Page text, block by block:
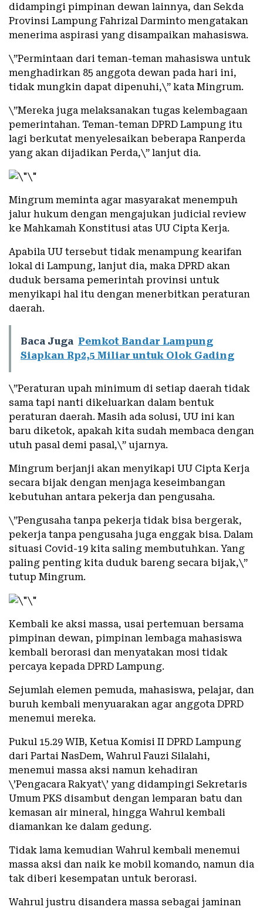
didampingi pimpinan dewan lainnya, dan Sekda
Provinsi Lampung Fahrizal Darminto mengatakan
menerima aspirasi yang disampaikan mahasiswa.
\”Permintaan dari teman-teman mahasiswa untuk
menghadirkan 85 anggota dewan pada hari ini,
tidak mungkin dapat dipenuhi,\” kata Mingrum.
\”Mereka juga melaksanakan tugas kelembagaan
pemerintahan. Teman-teman DPRD Lampung itu
lagi berkutat menyelesaikan beberapa Ranperda
yang akan dijadikan Perda,\” lanjut dia.
Mingrum meminta agar masyarakat menempuh
jalur hukum dengan mengajukan judicial review
ke Mahkamah Konstitusi atas UU Cipta Kerja.
Apabila UU tersebut tidak menampung kearifan
lokal di Lampung, lanjut dia, maka DPRD akan
duduk bersama pemerintah provinsi untuk
menyikapi hal itu dengan menerbitkan peraturan
daerah.
Baca Juga Pemkot Bandar Lampung
Siapkan Rp2,5 Miliar untuk Olok Gading
\”Peraturan upah minimum di setiap daerah tidak
sama tapi nanti dikeluarkan dalam bentuk
peraturan daerah. Masih ada solusi, UU ini kan
baru diketok, apakah kita sudah membaca dengan
utuh pasal demi pasal,\” ujarnya.
Mingrum berjanji akan menyikapi UU Cipta Kerja
secara bijak dengan menjaga keseimbangan
kebutuhan antara pekerja dan pengusaha.
\”Pengusaha tanpa pekerja tidak bisa bergerak,
pekerja tanpa pengusaha juga enggak bisa. Dalam
situasi Covid-19 kita saling membutuhkan. Yang
paling penting kita duduk bareng secara bijak,\”
tutup Mingrum.
Kembali ke aksi massa, usai pertemuan bersama
pimpinan dewan, pimpinan lembaga mahasiswa
kembali berorasi dan menyatakan mosi tidak
percaya kepada DPRD Lampung.
Sejumlah elemen pemuda, mahasiswa, pelajar, dan
buruh kembali menyuarakan agar anggota DPRD
menemui mereka.
Pukul 15.29 WIB, Ketua Komisi II DPRD Lampung
dari Partai NasDem, Wahrul Fauzi Silalahi,
menemui massa aksi namun kehadiran
\’Pengacara Rakyat\’ yang didampingi Sekretaris
Umum PKS disambut dengan lemparan batu dan
kemasan air mineral, hingga Wahrul kembali
diamankan ke dalam gedung.
Tidak lama kemudian Wahrul kembali menemui
massa aksi dan naik ke mobil komando, namun dia
tak diberi kesempatan untuk berorasi.
Wahrul justru disandera massa sebagai jaminan